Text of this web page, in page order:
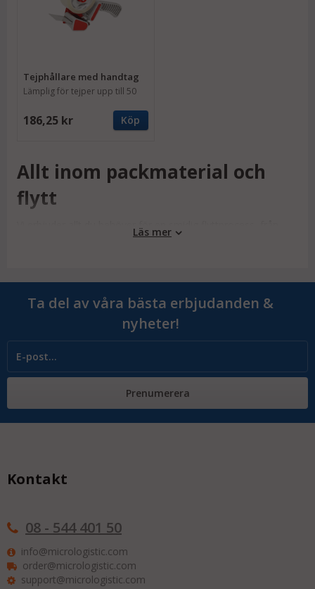
Tejphållare med handtag
Lämplig för tejper upp till 50
186,25 kr Köp
Allt inom packmaterial och
flytt
Vi erbjuder allt du behöver för en smidig flyttprocess, från
robusta flyttlådor till skyddande packmaterial för flytt, vårt
Säkra tillbehör och flyttlådor för
glas
använda dig av säkra packmaterial och flyttlådor för glas.
Genom att packa lådorna med bubbelplast eller silkespapper
kan du känna dig trygg under flytten.
Köpa flyttlådor från Micrologistic
dimensioner för att tillgodose dina specifika behov. Beställ
enkelt online för snabb leverans.
Läs mer
Ta del av våra bästa erbjudanden &
nyheter!
Prenumerera
Kontakt
08 - 544 401 50
info@micrologistic.com
order@micrologistic.com
support@micrologistic.com